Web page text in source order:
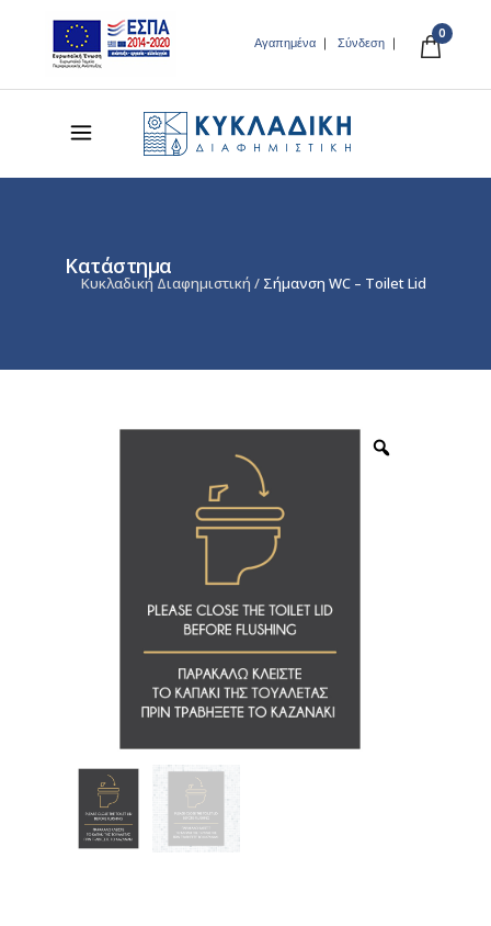
Αγαπημένα Σύνδεση
0
Κατάστημα
Κυκλαδική Διαφημιστική / Σήμανση WC – Toilet Lid